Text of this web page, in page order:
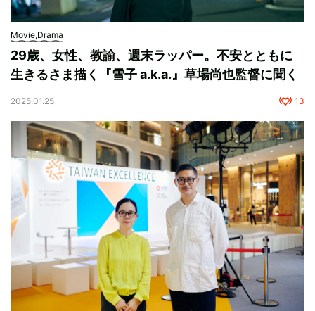
Movie,Drama
29歳、女性、教諭、週末ラッパー。不安とともに
生きるさま描く『雪子 a.k.a.』草場尚也監督に聞く
2025.01.25 13